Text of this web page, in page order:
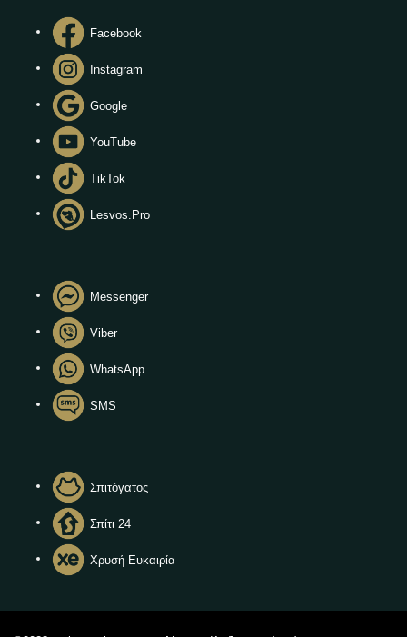
Facebook
Instagram
Google
YouTube
TikTok
Lesvos.Pro
Messenger
Viber
WhatsApp
SMS
Σπιτόγατος
Σπίτι 24
Χρυσή Ευκαιρία